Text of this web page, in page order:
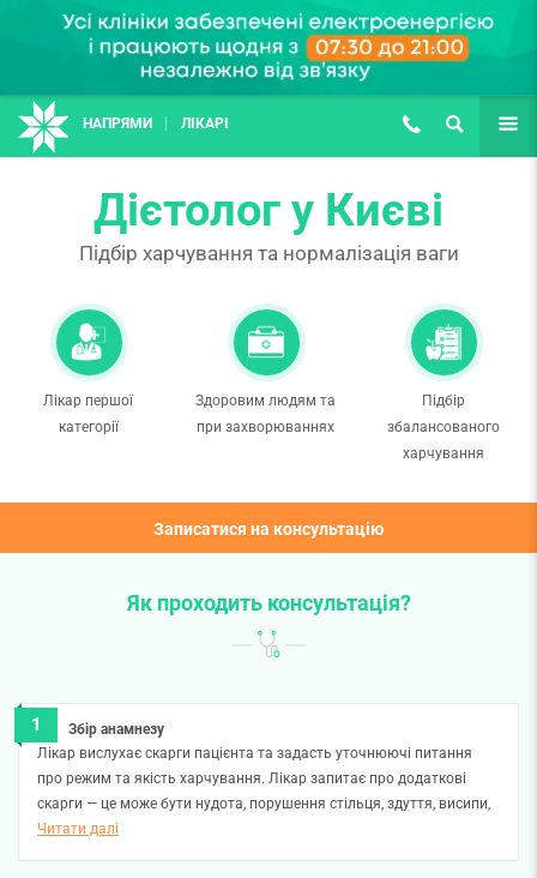
НАПРЯМИ ЛІКАРІ (067) 127-03-03
ПОШУК ЩЕ
Дієтолог у Києві
Підбір харчування та нормалізація ваги
Лікар першої
категорії
Здоровим людям та
при захворюваннях
Підбір
збалансованого
харчування
Записатися на консультацію
Як проходить консультація?
Збір анамнезу
Лікар вислухає скарги пацієнта та задасть уточнюючі питання
про режим та якість харчування. Лікар запитає про додаткові
скарги — це може бути нудота, порушення стільця, здуття, висипи,
зуд і т.д.
Читати далі